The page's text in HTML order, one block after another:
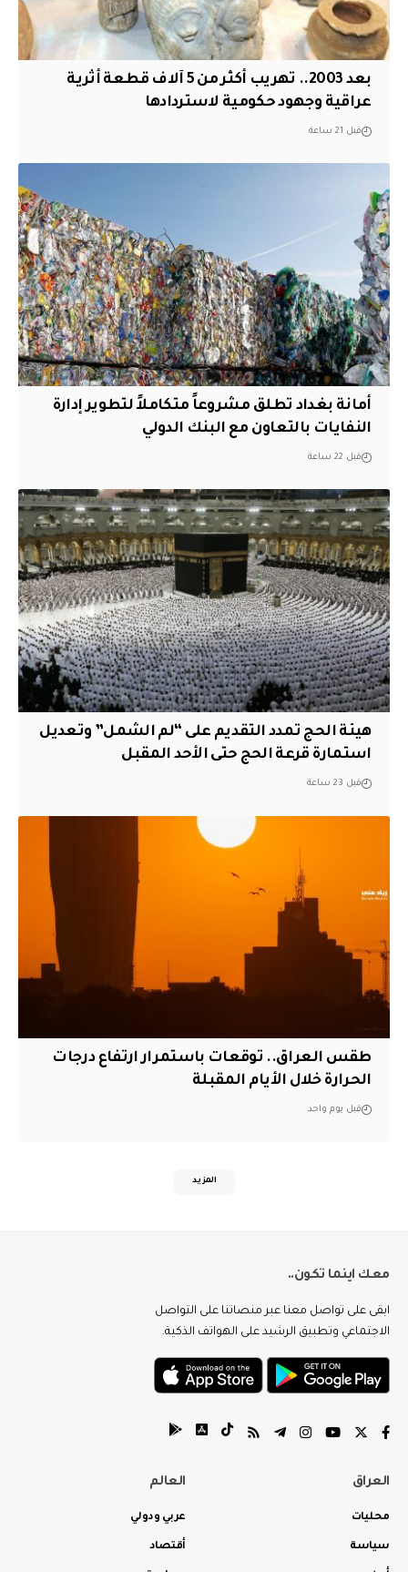
بعد 2003.. تهريب أكثر من 5 آلاف قطعة أثرية
عراقية وجهود حكومية لاستردادها
قبل 21 ساعة
أمانة بغداد تطلق مشروعاً متكاملاً لتطوير إدارة
النفايات بالتعاون مع البنك الدولي
قبل 22 ساعة
هيئة الحج تمدد التقديم على “لم الشمل” وتعديل
استمارة قرعة الحج حتى الأحد المقبل
قبل 23 ساعة
طقس العراق.. توقعات باستمرار ارتفاع درجات
الحرارة خلال الأيام المقبلة
قبل يوم واحد
المزيد
معك اينما تكون..
ابقى على تواصل معنا عبر منصاتنا على التواصل
الاجتماعي وتطبيق الرشيد على الهواتف الذكية.
العراق
محليات
سياسة
العالم
عربي ودولي
أقتصاد